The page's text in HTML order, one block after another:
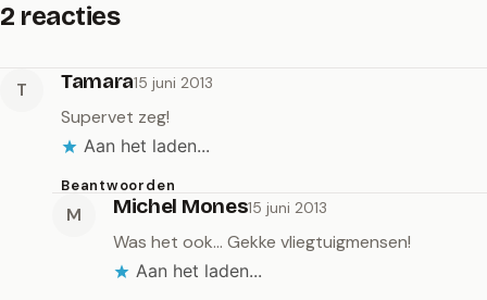
2 reacties
T Tamara15 juni 2013
Supervet zeg!
Aan het laden...
Beantwoorden
M Michel Mones15 juni 2013
Was het ook… Gekke vliegtuigmensen!
Aan het laden...